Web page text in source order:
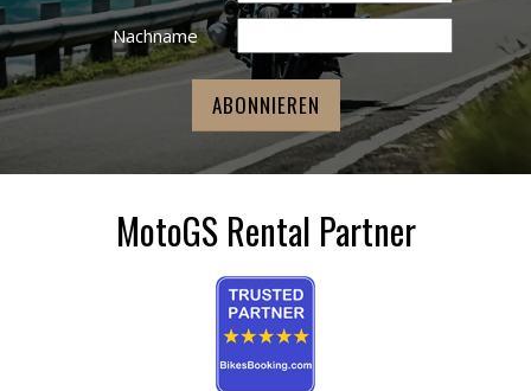
Nachname
MotoGS Rental Partner